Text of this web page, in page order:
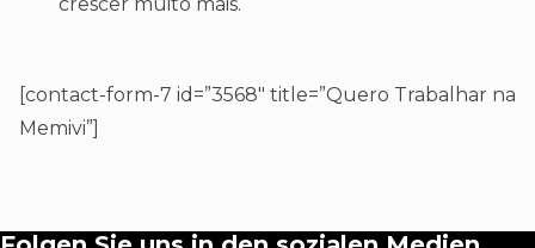
[contact-form-7 id=”3568″ title=”Quero Trabalhar na
Memivi”]